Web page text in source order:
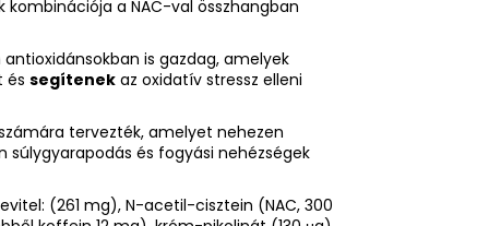
kombinációja a NAC-val összhangban
is gazdag, amelyek
és segítenek az oxidatív stressz elleni
tervezték, amelyet nehezen
és fogyási nehézségek
(261 mg), N-acetil-cisztein (NAC, 300